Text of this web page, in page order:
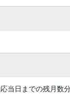
当日までの残月数